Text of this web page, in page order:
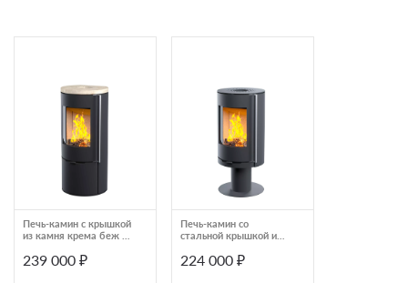
Печь-камин с крышкой
из камня крема беж и
R1
239 000 ₽
Печь-камин со
стальной крышкой и
Astov R R1.0 N
224 000 ₽